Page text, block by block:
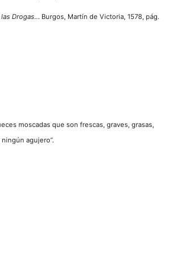
Drogas... Burgos, Martín de Victoria, 1578, pág.
moscadas que son frescas, graves, grasas,
agujero”.